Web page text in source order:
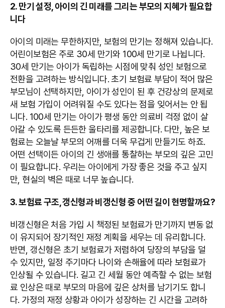
2. 만기 설정, 아이의 긴 미래를 그리는 부모의 지혜가 필요합
니다
아이의 미래는 무한하지만, 보험의 만기는 정해져 있습니다.
어린이보험은 주로 30세 만기와 100세 만기로 나뉩니다.
30세 만기는 아이가 독립하는 시점에 맞춰 성인 보험으로
전환을 고려하는 방식입니다. 초기 보험료 부담이 적어 많은
부모님이 선택하지만, 아이가 성인이 된 후 건강상의 문제로
새 보험 가입이 어려워질 수도 있다는 점을 잊어서는 안 됩
니다. 100세 만기는 아이가 평생 동안 의료비 걱정 없이 살
아갈 수 있도록 든든한 울타리를 제공합니다. 다만, 높은 보
험료는 오늘날 부모의 어깨를 더욱 무겁게 만들기도 하죠.
어떤 선택이든 아이의 긴 생애를 통찰하는 부모의 깊은 고민
이 필요합니다. 우리는 아이에게 가장 좋은 것을 주고 싶지
만, 현실의 벽은 때로 너무 높습니다.
3. 보험료 구조, 갱신형과 비갱신형 중 어떤 길이 현명할까요?
비갱신형은 처음 가입 시 책정된 보험료가 만기까지 변동 없
이 유지되어 장기적인 재정 계획을 세우는 데 유리합니다.
반면, 갱신형은 초기 보험료가 저렴하여 당장의 부담을 덜
수 있지만, 일정 주기마다 나이와 손해율에 따라 보험료가
인상될 수 있습니다. 길고 긴 세월 동안 예측할 수 없는 보험
료 인상은 때로 부모의 마음에 깊은 상처를 남기기도 합니
다. 가정의 재정 상황과 아이가 성장하는 긴 시간을 고려하